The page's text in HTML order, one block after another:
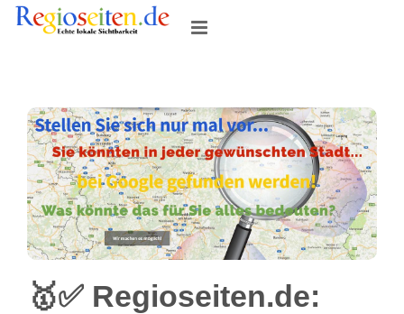
Skip
🥇✅ Regioseiten.de: